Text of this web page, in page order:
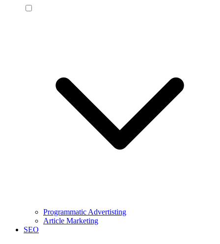
Programmatic Advertisting
Article Marketing
SEO